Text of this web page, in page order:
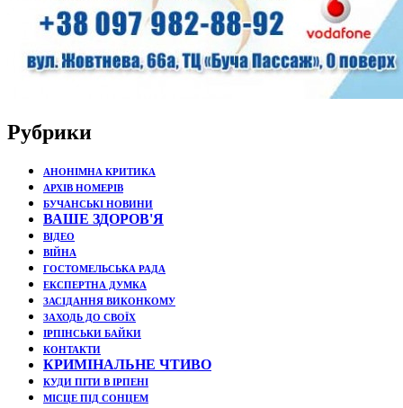
Рубрики
АНОНІМНА КРИТИКА
АРХІВ НОМЕРІВ
БУЧАНСЬКІ НОВИНИ
ВАШЕ ЗДОРОВ'Я
ВІДЕО
ВІЙНА
ГОСТОМЕЛЬСЬКА РАДА
ЕКСПЕРТНА ДУМКА
ЗАСІДАННЯ ВИКОНКОМУ
ЗАХОДЬ ДО СВОЇХ
ІРПІНСЬКИ БАЙКИ
КОНТАКТИ
КРИМІНАЛЬНЕ ЧТИВО
КУДИ ПІТИ В ІРПЕНІ
МІСЦЕ ПІД СОНЦЕМ